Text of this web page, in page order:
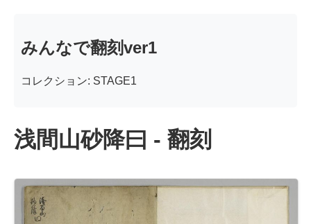
みんなで翻刻ver1
コレクション: STAGE1
浅間山砂降曰 - 翻刻